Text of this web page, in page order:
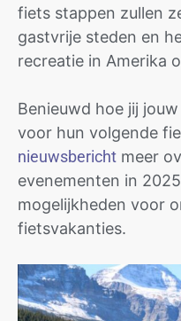
fiets stappen zullen
gastvrije steden en
recreatie in Amerika
Benieuwd hoe jij
voor hun volgende
nieuwsbericht meer
evenementen in
mogelijkheden voor
fietsvakanties.